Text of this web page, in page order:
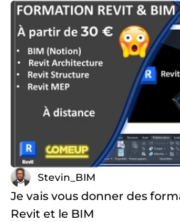
Stevin_BIM
Je vais vous donner des
Revit et le BIM